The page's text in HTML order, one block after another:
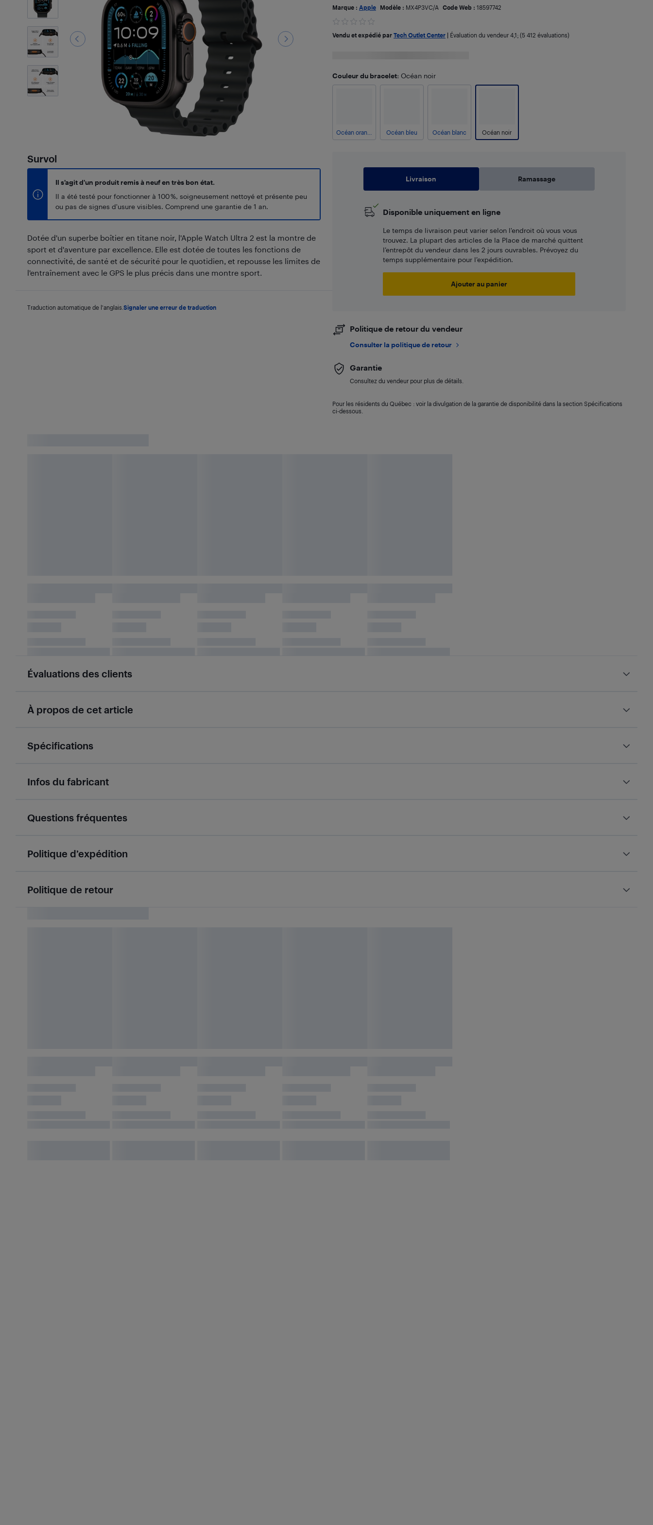
7
Photos
Survol
Il s’agit d’un produit remis à neuf en très bon état.
Il a été testé pour fonctionner à 100 %, soigneusement nettoyé et présente peu
ou pas de signes d'usure visibles. Comprend une garantie de 1 an.
Dotée d'un superbe boîtier en titane noir, l'Apple Watch Ultra 2 est la montre de
sport et d'aventure par excellence. Elle est dotée de toutes les fonctions de
connectivité, de santé et de sécurité pour le quotidien, et repousse les limites de
l'entraînement avec le GPS le plus précis dans une montre sport.
Traduction automatique de l'anglais. Signaler une erreur de traduction
Marque : Apple Modèle : MX4P3VC/A Code Web : 18597742
Vendu et expédié par Tech Outlet Center| Évaluation du vendeur 4,1; (5 412 évaluations)
Couleur du bracelet: Océan noir
Océan orange Océan bleu Océan blanc Océan noir
Livraison Ramassage
Disponible uniquement en ligne
Le temps de livraison peut varier selon l'endroit où vous vous
trouvez. La plupart des articles de la Place de marché quittent
l’entrepôt du vendeur dans les 2 jours ouvrables. Prévoyez du
temps supplémentaire pour l’expédition.
Ajouter au panier
Politique de retour du vendeur
Consulter la politique de retour
Garantie
Consultez du vendeur pour plus de détails.
Pour les résidents du Québec : voir la divulgation de la garantie de disponibilité dans la section Spécifications
ci-dessous.
Évaluations des clients
À propos de cet article
Spécifications
Infos du fabricant
Questions fréquentes
Politique d’expédition
Politique de retour